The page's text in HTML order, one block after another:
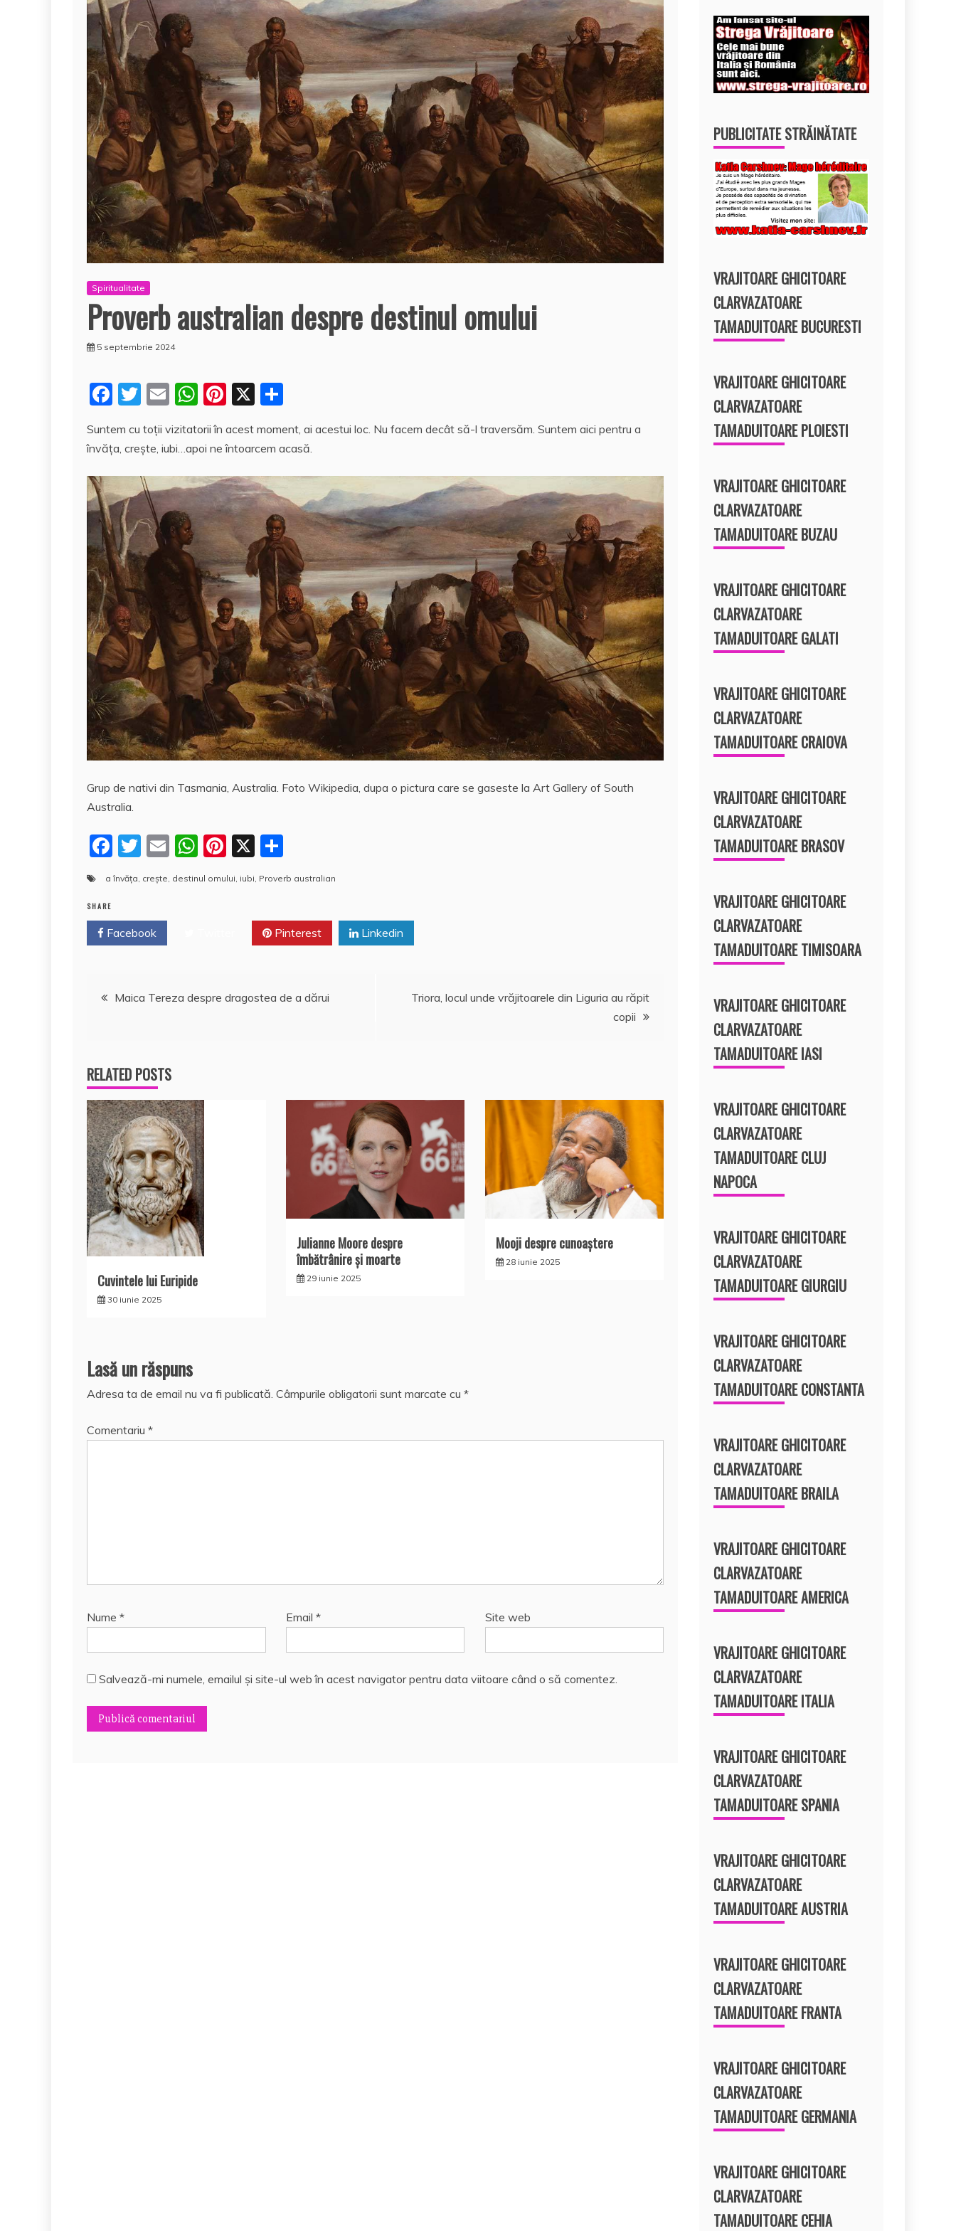
Spiritualitate
Proverb australian despre destinul omului
5 septembrie 2024
F
c
e
b
o
o
k
T
itt
er
E
ai
l
W
at
s
A
p
p
Pi
er
e
st
X
rt
aj
e
a
z
ă
Suntem cu toții vizitatorii în acest moment, ai acestui loc. Nu facem decât să-l traversăm. Suntem aici pentru a
învăța, crește, iubi…apoi ne întoarcem acasă.
Grup de nativi din Tasmania, Australia. Foto Wikipedia, dupa o pictura care se gaseste la Art Gallery of South
Australia.
F
a
c
e
b
k
T
w
itt
er
E
m
ai
W
h
at
Pi
nt
er
X
a
rt
aj
e
ă
a învăța crește destinul omului iubi Proverb australian
SHARE
Facebook Pinterest Linkedin
Navigare
articole
Maica Tereza despre dragostea de a dărui
Triora, locul unde vrăjitoarele din Liguria au răpit
copii
RELATED POSTS
Cuvintele lui Euripide
30 iunie 2025
Julianne Moore despre
îmbătrânire și moarte
29 iunie 2025
Mooji despre cunoaştere
28 iunie 2025
Lasă un răspuns
Adresa ta de email nu va fi publicată. Câmpurile obligatorii sunt marcate cu *
Comentariu *
Nume * Email * Site web
Salvează-mi numele, emailul și site-ul web în acest navigator pentru data viitoare când o să comentez.
PUBLICITATE STRĂINĂTATE
VRAJITOARE GHICITOARE
CLARVAZATOARE
TAMADUITOARE BUCURESTI
VRAJITOARE GHICITOARE
CLARVAZATOARE
TAMADUITOARE PLOIESTI
VRAJITOARE GHICITOARE
CLARVAZATOARE
TAMADUITOARE BUZAU
VRAJITOARE GHICITOARE
CLARVAZATOARE
TAMADUITOARE GALATI
VRAJITOARE GHICITOARE
CLARVAZATOARE
TAMADUITOARE CRAIOVA
VRAJITOARE GHICITOARE
CLARVAZATOARE
TAMADUITOARE BRASOV
VRAJITOARE GHICITOARE
CLARVAZATOARE
TAMADUITOARE TIMISOARA
VRAJITOARE GHICITOARE
CLARVAZATOARE
TAMADUITOARE IASI
VRAJITOARE GHICITOARE
CLARVAZATOARE
TAMADUITOARE CLUJ
NAPOCA
VRAJITOARE GHICITOARE
CLARVAZATOARE
TAMADUITOARE GIURGIU
VRAJITOARE GHICITOARE
CLARVAZATOARE
TAMADUITOARE CONSTANTA
VRAJITOARE GHICITOARE
CLARVAZATOARE
TAMADUITOARE BRAILA
VRAJITOARE GHICITOARE
CLARVAZATOARE
TAMADUITOARE AMERICA
VRAJITOARE GHICITOARE
CLARVAZATOARE
TAMADUITOARE ITALIA
VRAJITOARE GHICITOARE
CLARVAZATOARE
TAMADUITOARE SPANIA
VRAJITOARE GHICITOARE
CLARVAZATOARE
TAMADUITOARE AUSTRIA
VRAJITOARE GHICITOARE
CLARVAZATOARE
TAMADUITOARE FRANTA
VRAJITOARE GHICITOARE
CLARVAZATOARE
TAMADUITOARE GERMANIA
VRAJITOARE GHICITOARE
CLARVAZATOARE
TAMADUITOARE CEHIA